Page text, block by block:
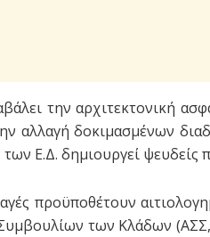
την αρχιτεκτονική
αλλαγή δοκιμασμένων
Ε.Δ. δημιουργεί ψευδείς
προϋποθέτουν
των Κλάδων